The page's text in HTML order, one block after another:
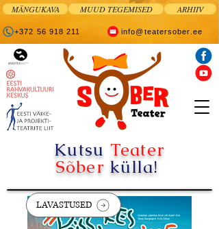
MÄNGUKAVA MUUD TEGEMISED ARHIIV
+372 56 918 211 info@teatersober.ee
Kutsu Teater
Sõber külla!
LAVASTUSED